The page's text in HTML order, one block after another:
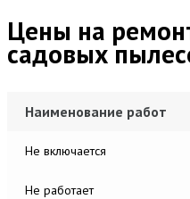
Цены на
садовых
Наименование работ
Не включается
Не работает